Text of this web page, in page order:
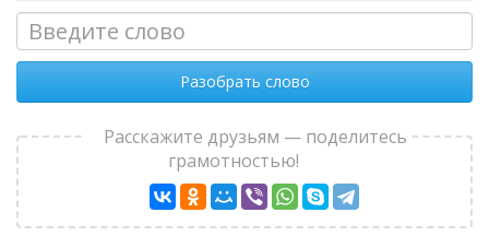
Разобрать слово
Расскажите друзьям — поделитесь
грамотностью!